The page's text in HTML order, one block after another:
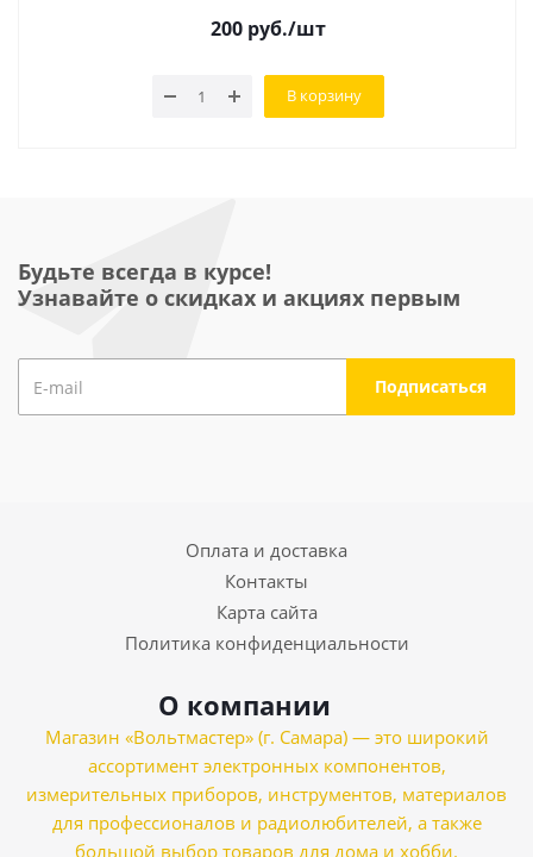
200руб./шт
В корзину
Будьте всегда в курсе!
Узнавайте о скидках и акциях первым
Оплата и доставка
Контакты
Карта сайта
Политика конфиденциальности
О компании
Магазин «Вольтмастер» (г. Самара) — это широкий
ассортимент электронных компонентов,
измерительных приборов, инструментов, материалов
для профессионалов и радиолюбителей, а также
большой выбор товаров для дома и хобби.